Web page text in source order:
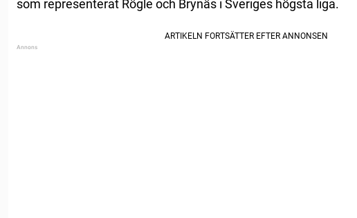
som representerat Rögle och Brynäs i Sveriges högsta liga.